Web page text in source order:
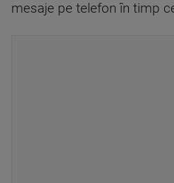
mesaje pe telefon în timp